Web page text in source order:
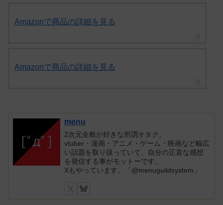
Amazonで商品の詳細を見る
Amazonで商品の詳細を見る
menu
2次元全般が好きな所謂オタク。
vtuber・漫画・アニメ・ゲーム・映画など幅広
い話題を取り扱っていて、自分の正直な感想
を発信する事がモットーです。
Xもやっています。「@menuguildsystem」